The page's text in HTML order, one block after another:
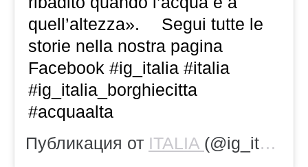
quell’altezza». ⠀ Segui tutte le
storie nella nostra pagina
Facebook #ig_italia #italia
#ig_italia_borghiecitta
#acquaalta
Публикация от ITALIA (@ig_italia)